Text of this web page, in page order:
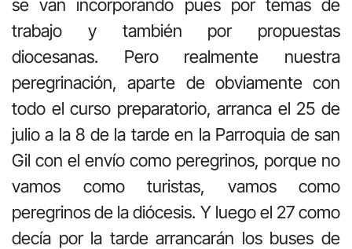
se van incorporando pues por temas de
trabajo y también por propuestas
diocesanas. Pero realmente nuestra
peregrinación, aparte de obviamente con
todo el curso preparatorio, arranca el 25 de
julio a la 8 de la tarde en la Parroquia de san
Gil con el envío como peregrinos, porque no
vamos como turistas, vamos como
peregrinos de la diócesis. Y luego el 27 como
decía por la tarde arrancarán los buses de